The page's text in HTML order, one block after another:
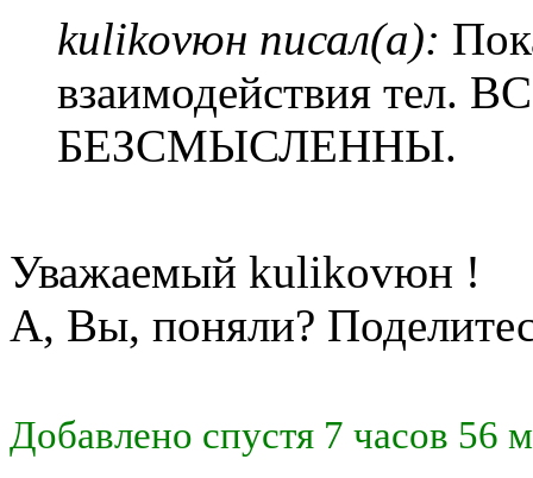
kulikovюн писал(а):
взаимодействия
БЕЗСМЫСЛЕННЫ.
Уважаемый kulikovюн !
А, Вы, поняли?
Добавлено спустя 7 часов 56